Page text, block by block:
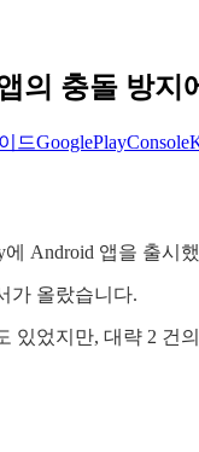
의 충돌 방지
드GooglePlayConsole
에 Android 앱을 출시
가 올랐습니다.
있었지만, 대략 2 건